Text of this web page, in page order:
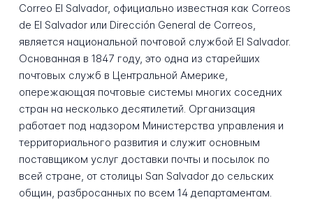
Correo El Salvador, официально известная как Correos
de El Salvador или Dirección General de Correos,
является национальной почтовой службой El Salvador.
Основанная в 1847 году, это одна из старейших
почтовых служб в Центральной Америке,
опережающая почтовые системы многих соседних
стран на несколько десятилетий. Организация
работает под надзором Министерства управления и
территориального развития и служит основным
поставщиком услуг доставки почты и посылок по
всей стране, от столицы San Salvador до сельских
общин, разбросанных по всем 14 департаментам.